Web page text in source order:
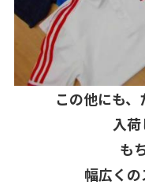
この他にも
入荷
も
幅広く